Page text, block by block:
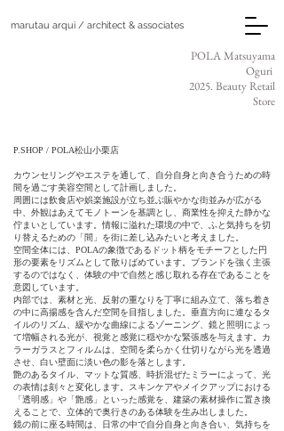
marutau arqui / architect & associates
POLA Matsuyama
Oguri
2025. Beauty Retail
Store
P.SHOP / POLA松山小栗店
カウンセリングやエステを通して、自分自身と向き合うための時
間を過ごす美容空間として計画しました。
周囲には飲食店や娯楽施設が立ち並ぶ賑やかな街並みが広がる
中、外観はあえてモノトーンを基調とし、商業性を抑えた静かな
佇まいとしています。情報に溢れた環境の中で、ふと気持ちを切
り替えるための「間」を街に差し込みたいと考えました。
空間全体には、POLAの象徴であるドット柄をモチーフとした円
形の要素をリズムとして散りばめています。ブランドを強く主張
するのではなく、体験の中で自然と感じ取れる存在であることを
意図しています。
内部では、素材と光、反射の重なりを丁寧に組み立て、落ち着き
の中に高揚感を含んだ空間を目指しました。垂直方向に連なるタ
イルのリズム、緩やかな曲線によるゾーニング、鏡と照明によっ
て増幅される光が、視覚と感覚に穏やかな緊張感を与えます。カ
ラーガラスとフィルムは、空間を柔らかく仕切りながら光を透過
させ、白い壁面に淡い色の影を落とします。
艶のあるタイル、マットな質感、時折混ぜたミラーによって、光
の表情は刻々と変化します。スキンケアやメイクアップにおける
「透明感」や「艶感」といった感覚を、建築の素材操作に置き換
えることで、立体的で奥行きのある体験を生み出しました。
鏡の前に座る時間は、日常の中で自分自身と向き合い、気持ちを